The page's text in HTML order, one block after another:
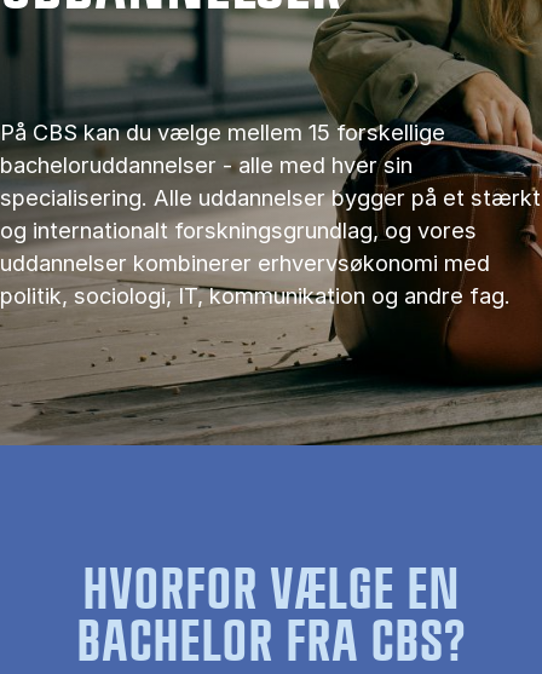
På CBS kan du vælge mellem 15 forskellige
bacheloruddannelser - alle med hver sin
specialisering. Alle uddannelser bygger på et stærkt
og internationalt forskningsgrundlag, og vores
uddannelser kombinerer erhvervsøkonomi med
politik, sociologi, IT, kommunikation og andre fag.
HVORFOR VÆLGE EN
BACHELOR FRA CBS?